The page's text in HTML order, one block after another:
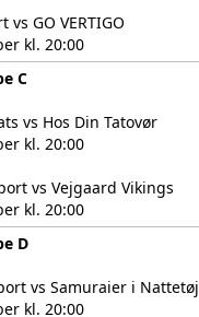
vs GO VERTIGO
kl. 20:00
C
vs Hos Din Tatovør
kl. 20:00
vs Vejgaard Vikings
kl. 20:00
D
vs Samuraier i Nattetøj
kl. 20:00